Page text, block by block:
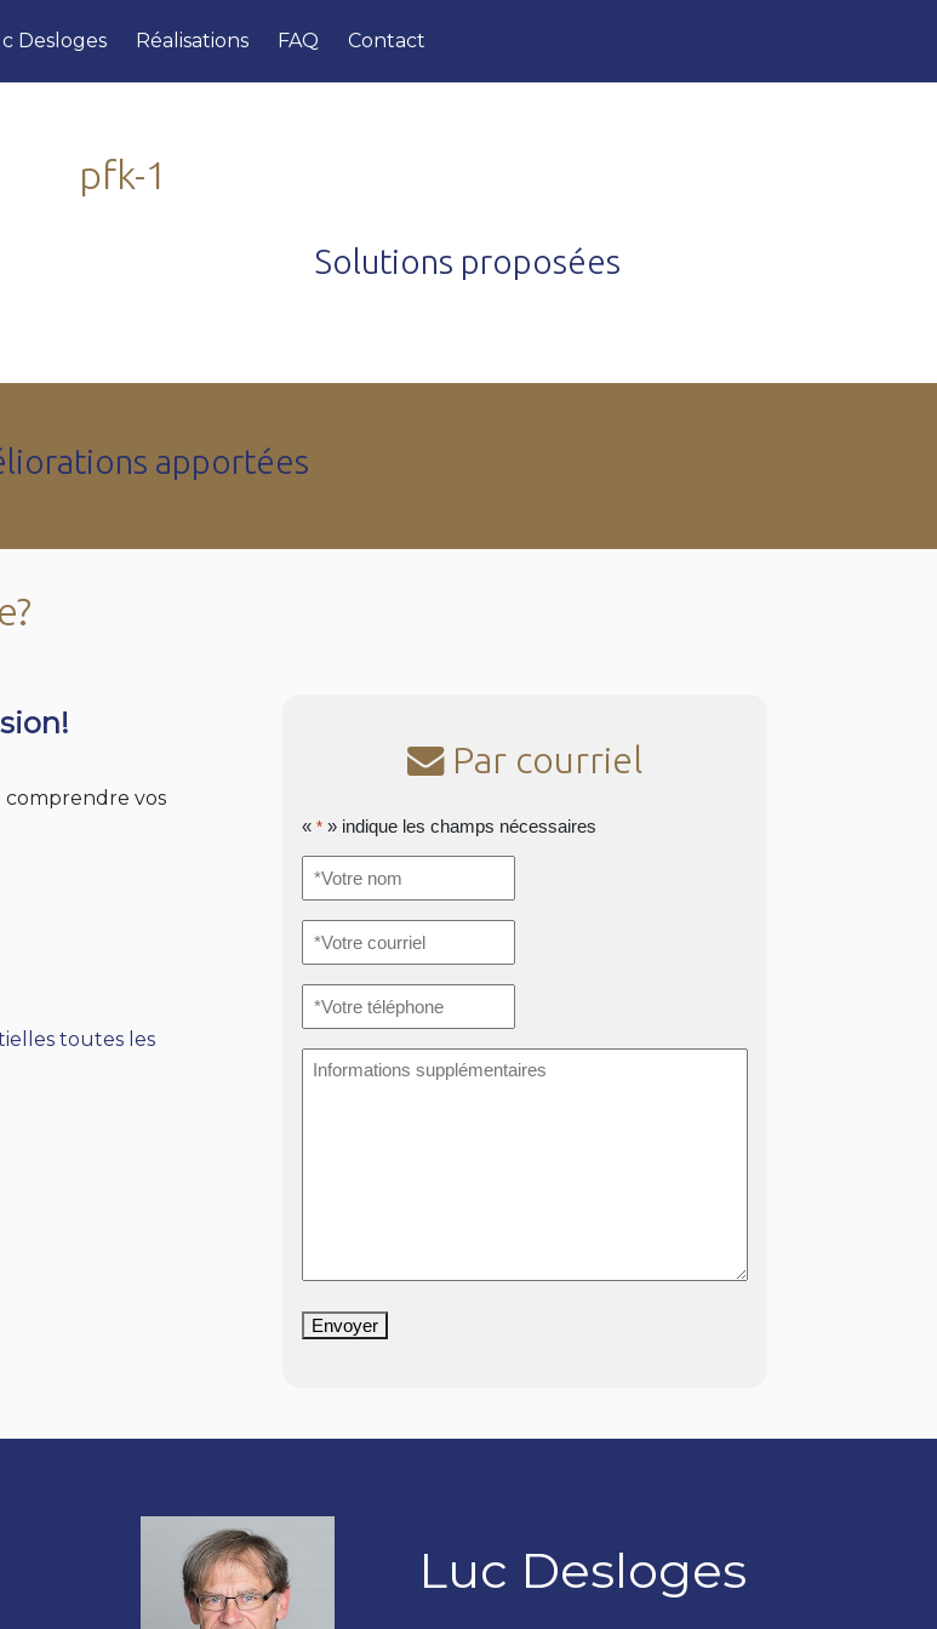
Desloges Réalisations FAQ Contact
pfk-1
Solutions proposées
apportées
comprendre vos
toutes les
Par courriel
«* » indique les champs nécessaires
nom*
courriel*
téléphone*
supplémentaires
Envoyer
Luc Desloges